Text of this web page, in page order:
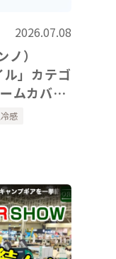
2026.07.08
）
」カテゴ
ムカバ
いただき
感